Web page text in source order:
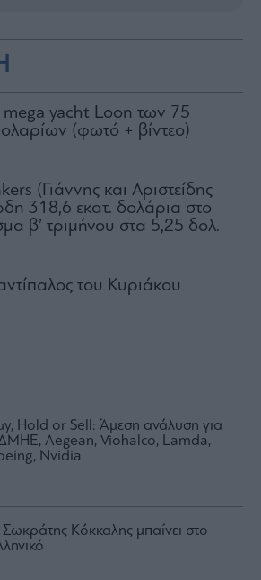
Hold or Sell: Άμεση ανάλυση για
Aegean, Viohalco, Lamda,
Nvidia
Κόκκαλης μπαίνει στο
mega yacht Loon των 75
(φωτό + βίντεο)
(Γιάννης και Αριστείδης
318,6 εκατ. δολάρια στο
β’ τριμήνου στα 5,25 δολ.
του Κυριάκου